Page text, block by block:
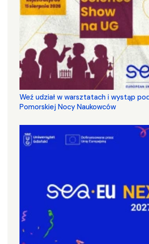
Weź udział w warsztatach i wystąp
Pomorskiej Nocy Naukowców